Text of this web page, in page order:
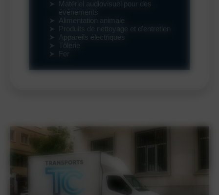
Alimentation animale
Produits de nettoyage et d'entretien
Appareils électriques
Tôlerie
Fer